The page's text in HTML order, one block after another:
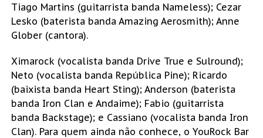
Tiago Martins (guitarrista banda Nameless); Cezar
Lesko (baterista banda Amazing Aerosmith); Anne
Glober (cantora).
Ximarock (vocalista banda Drive True e Sulround);
Neto (vocalista banda República Pine); Ricardo
(baixista banda Heart Sting); Anderson (baterista
banda Iron Clan e Andaime); Fabio (guitarrista
banda Backstage); e Cassiano (vocalista banda Iron
Clan). Para quem ainda não conhece, o YouRock Bar